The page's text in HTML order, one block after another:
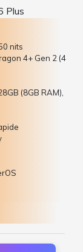
nits
4+ Gen 2 (4
(8GB RAM),